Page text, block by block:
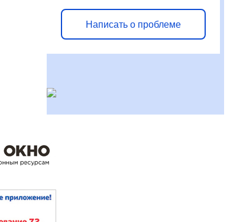
Написать о проблеме